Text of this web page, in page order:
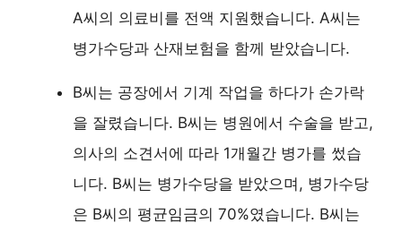
A씨의 의료비를 전액 지원했습니다. A씨는
병가수당과 산재보험을 함께 받았습니다.
B씨는 공장에서 기계 작업을 하다가 손가락
을 잘렸습니다. B씨는 병원에서 수술을 받고,
의사의 소견서에 따라 1개월간 병가를 썼습
니다. B씨는 병가수당을 받았으며, 병가수당
은 B씨의 평균임금의 70%였습니다. B씨는